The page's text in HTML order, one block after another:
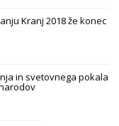
Kranj 2018 že konec
in svetovnega pokala